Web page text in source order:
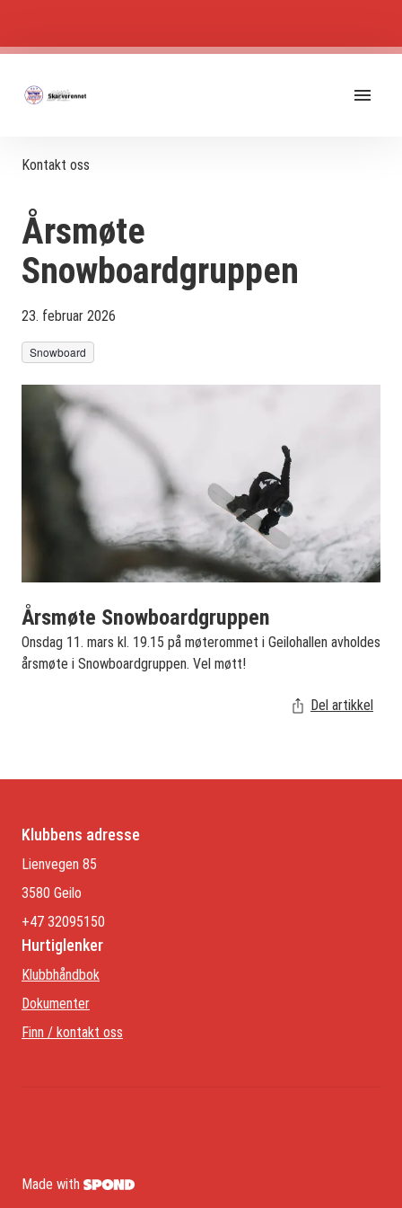
Kontakt oss
Årsmøte
Snowboardgruppen
23. februar 2026
Snowboard
Årsmøte Snowboardgruppen
Onsdag 11. mars kl. 19.15 på møterommet i Geilohallen avholdes
årsmøte i Snowboardgruppen. Vel møtt!
Del artikkel
Klubbens adresse
Lienvegen 85
3580 Geilo
+47 32095150
Hurtiglenker
Klubbhåndbok
Dokumenter
Finn / kontakt oss
Made with